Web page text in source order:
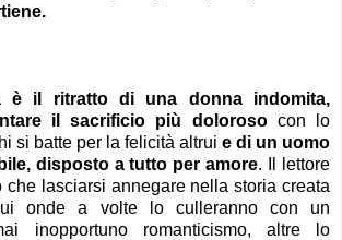
è il ritratto di una donna indomita,
il sacrificio più doloroso con lo
si batte per la felicità altrui e di un uomo
disposto a tutto per amore. Il lettore
che lasciarsi annegare nella storia creata
onde a volte lo culleranno con un
inopportuno romanticismo, altre lo